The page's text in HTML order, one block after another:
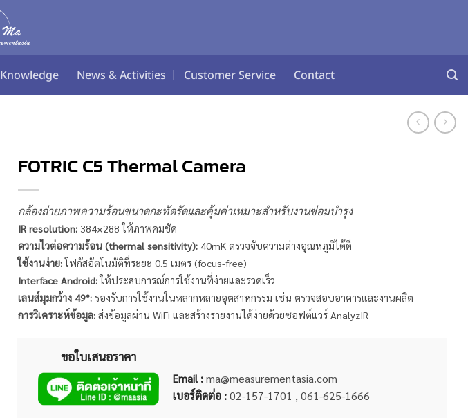
Knowledge News & Activities Customer Service Contact
FOTRIC C5 Thermal Camera
กล้องถ่ายภาพความร้อนขนาดกะทัดรัดและคุ้มค่าเหมาะสำหรับงานซ่อมบำรุง
IR resolution:384×288 ให้ภาพคมชัด
ความไวต่อความร้อน (thermal sensitivity):40mK ตรวจจับความต่างอุณหภูมิได้ดี
ใช้งานง่าย:โฟกัสอัตโนมัติที่ระยะ 0.5 เมตร (focus-free)
Interface Android:ให้ประสบการณ์การใช้งานที่ง่ายและรวดเร็ว
เลนส์มุมกว้าง 49°:รองรับการใช้งานในหลากหลายอุตสาหกรรม เช่น ตรวจสอบอาคารและงานผลิต
การวิเคราะห์ข้อมูล:ส่งข้อมูลผ่าน WiFi และสร้างรายงานได้ง่ายด้วยซอฟต์แวร์ AnalyzIR
ขอใบเสนอราคา
Email :ma@measurementasia.com
เบอร์ติดต่อ :02-157-1701 , 061-625-1666